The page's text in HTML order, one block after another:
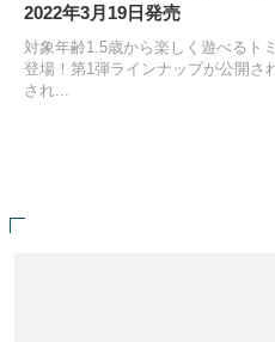
2022年3月19日発売
対象年齢1.5歳から楽しく遊べるト
登場！第1弾ラインナップが公開さ
され...